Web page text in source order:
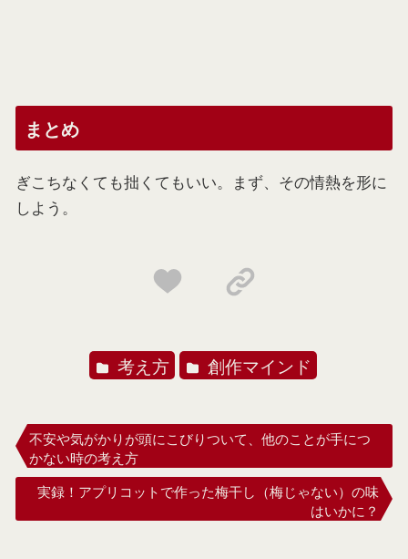
まとめ
ぎこちなくても拙くてもいい。まず、その情熱を形に
しよう。
考え方 創作マインド
不安や気がかりが頭にこびりついて、他のことが手につ
かない時の考え方
実録！アプリコットで作った梅干し（梅じゃない）の味
はいかに？